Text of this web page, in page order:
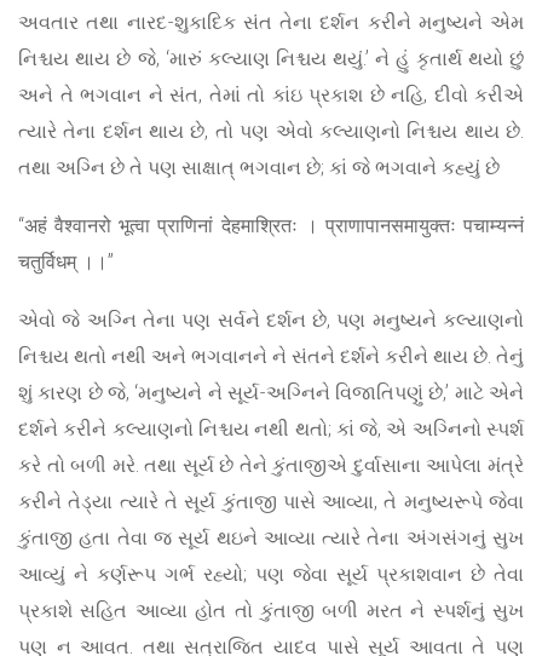
અવતાર તથા નારદ-શુકાદિક સંત તેના દર્શન કરીને મનુષ્યને એમ
નિશ્ચય થાય છે જે, ‘મારું કલ્યાણ નિશ્ચય થયું.’ ને હું કૃતાર્થ થયો છું
અને તે ભગવાન ને સંત, તેમાં તો કાંઇ પ્રકાશ છે નહિ, દીવો કરીએ
ત્યારે તેના દર્શન થાય છે, તો પણ એવો કલ્યાણનો નિશ્ચય થાય છે.
તથા અગ્નિ છે તે પણ સાક્ષાત્ ભગવાન છે; કાં જે ભગવાને કહ્યું છે
“अहं वैश्वानरो भूत्वा प्राणिनां देहमाश्रितः । प्राणापानसमायुक्तः पचाम्यन्नं
चतुर्विधम् ।।”
એવો જે અગ્નિ તેના પણ સર્વને દર્શન છે, પણ મનુષ્યને કલ્યાણનો
નિશ્ચય થતો નથી અને ભગવાનને ને સંતને દર્શને કરીને થાય છે. તેનું
શું કારણ છે જે, ‘મનુષ્યને ને સૂર્ય-અગ્નિને વિજાતિપણું છે,’ માટે એને
દર્શને કરીને કલ્યાણનો નિશ્ચય નથી થતો; કાં જે, એ અગ્નિનો સ્પર્શ
કરે તો બળી મરે. તથા સૂર્ય છે તેને કુંતાજીએ દુર્વાસાના આપેલા મંત્રે
કરીને તેડ્યા ત્યારે તે સૂર્ય કુંતાજી પાસે આવ્યા, તે મનુષ્યરૂપે જેવા
કુંતાજી હતા તેવા જ સૂર્ય થઇને આવ્યા ત્યારે તેના અંગસંગનું સુખ
આવ્યું ને કર્ણરૂપ ગર્ભ રહ્યો; પણ જેવા સૂર્ય પ્રકાશવાન છે તેવા
પ્રકાશે સહિત આવ્યા હોત તો કુંતાજી બળી મરત ને સ્પર્શનું સુખ
પણ ન આવત. તથા સત્રાજિત યાદવ પાસે સૂર્ય આવતા તે પણ